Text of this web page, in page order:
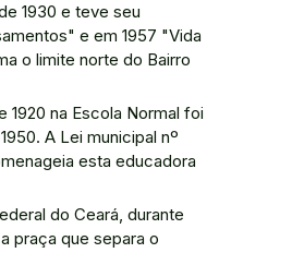
1930 e teve seu
e em 1957 "Vida
o limite norte do Bairro
na Escola Normal foi
A Lei municipal nº
esta educadora
do Ceará, durante
praça que separa o